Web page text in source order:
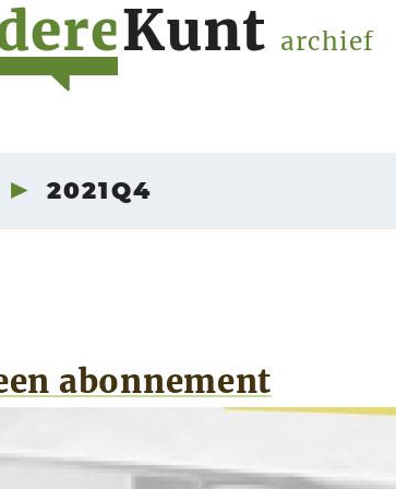
ereKunt archief
2021Q4
abonnement